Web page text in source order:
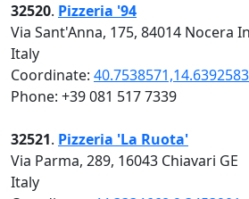
32520. Pizzeria '94
Via Sant'Anna, 175, 84014 Nocera
Italy
Coordinate: 40.7538571,14.6392583
Phone: +39 081 517 7339
32521. Pizzeria 'La Ruota'
Via Parma, 289, 16043 Chiavari GE
Italy